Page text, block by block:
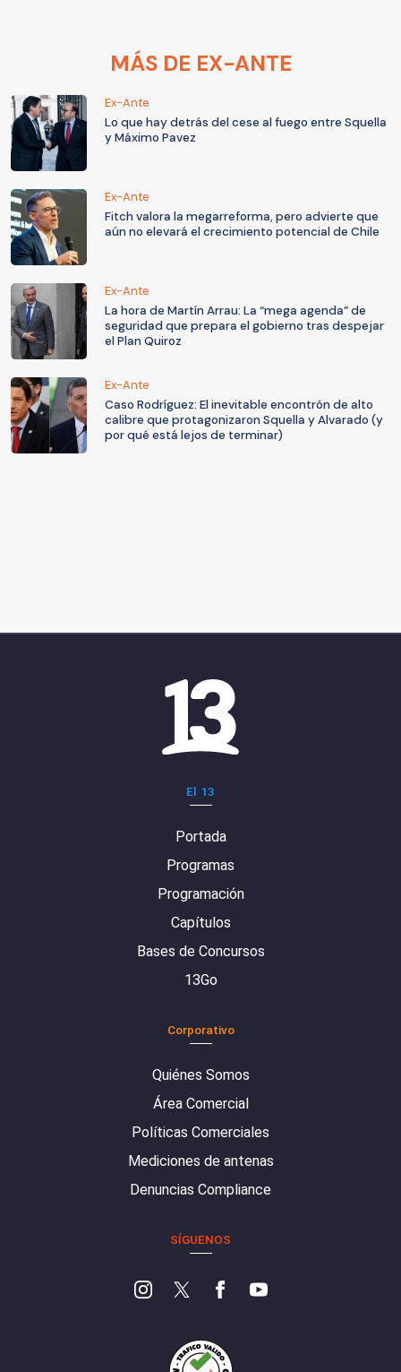
MÁS DE EX-ANTE
Ex-Ante
Lo que hay detrás del cese al fuego entre Squella
y Máximo Pavez
Ex-Ante
Fitch valora la megarreforma, pero advierte que
aún no elevará el crecimiento potencial de Chile
Ex-Ante
La hora de Martín Arrau: La “mega agenda” de
seguridad que prepara el gobierno tras despejar
el Plan Quiroz
Ex-Ante
Caso Rodríguez: El inevitable encontrón de alto
calibre que protagonizaron Squella y Alvarado (y
por qué está lejos de terminar)
El 13
Portada
Programas
Programación
Capítulos
Bases de Concursos
13Go
Corporativo
Quiénes Somos
Área Comercial
Políticas Comerciales
Mediciones de antenas
Denuncias Compliance
SÍGUENOS